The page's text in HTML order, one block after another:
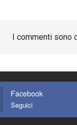
I commenti sono
Facebook
Seguici